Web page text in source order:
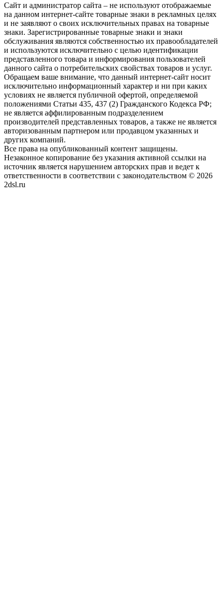
Сайт и администратор сайта – не используют отображаемые
на данном интернет-сайте товарные знаки в рекламных целях
и не заявляют о своих исключительных правах на товарные
знаки. Зарегистрированные товарные знаки и знаки
обслуживания являются собственностью их правообладателей
и используются исключительно с целью идентификации
представленного товара и информирования пользователей
данного сайта о потребительских свойствах товаров и услуг.
Обращаем ваше внимание, что данный интернет-сайт носит
исключительно информационный характер и ни при каких
условиях не является публичной офертой, определяемой
положениями Статьи 435, 437 (2) Гражданского Кодекса РФ;
не является аффилированным подразделением
производителей представленных товаров, а также не является
авторизованным партнером или продавцом указанных и
других компаний.
Все права на опубликованный контент защищены.
Незаконное копирование без указания активной ссылки на
источник является нарушением авторских прав и ведет к
ответственности в соответствии с законодательством © 2026
2dsl.ru